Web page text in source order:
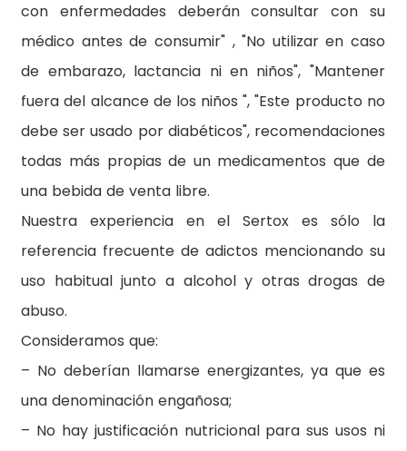
con enfermedades deberán consultar con su
médico antes de consumir" , "No utilizar en caso
de embarazo, lactancia ni en niños", "Mantener
fuera del alcance de los niños ", "Este producto no
debe ser usado por diabéticos", recomendaciones
todas más propias de un medicamentos que de
una bebida de venta libre.
Nuestra experiencia en el Sertox es sólo la
referencia frecuente de adictos mencionando su
uso habitual junto a alcohol y otras drogas de
abuso.
Consideramos que:
– No deberían llamarse energizantes, ya que es
una denominación engañosa;
– No hay justificación nutricional para sus usos ni